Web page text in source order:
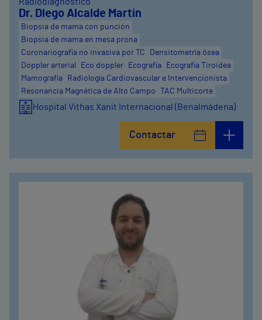
Dr. Diego Alcaide Martín
Biopsia de mama con punción
Biopsia de mama en mesa prona
Coronariografía no invasiva por TC
Densitometría ósea
Doppler arterial
Eco doppler Ecografía
Ecografía Tiroidea
Mamografía
Radiología Cardiovascular e Intervencionista
Resonancia Magnética de Alto Campo
TAC Multicorte
Hospital Vithas Xanit Internacional (Benalmádena)
Contactar